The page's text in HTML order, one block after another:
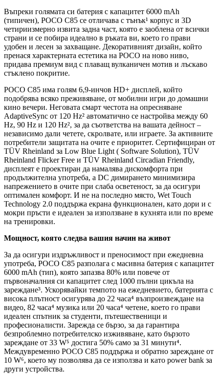
Въпреки голямата си батерия с капацитет 6000 mAh
(типичен), POCO C85 се отличава с тънък¹ корпус и 3D
четириизмерно извита задна част, която е заоблена от всички
страни и се побира идеално в ръката ви, което го прави
удобен и лесен за захващане. Декоративният дизайн, който
пренася характерната естетика на POCO на ново ниво,
придава премиум вид с плаващ вулканичен мотив и лъскаво
стъклено покритие.
POCO C85 има голям 6,9-инчов HD+ дисплей, който
подобрява всяко преживяване, от мобилни игри до домашни
кино вечери. Неговата смарт честота на опресняване
AdaptiveSync от 120 Hz² автоматично се настройва между 60
Hz, 90 Hz и 120 Hz², за да съответства на вашата дейност –
независимо дали четете, скролвате, или играете. За активните
потребители защитата на очите е приоритет. Сертифициран от
TÜV Rheinland за Low Blue Light ( Software Solution), TÜV
Rheinland Flicker Free и TÜV Rheinland Circadian Friendly,
дисплеят е проектиран да намалява дискомфорта при
продължителна употреба, а DC димирането минимизира
напрежението в очите при слаба осветеност, за да осигури
оптимален комфорт. И не на последно място, Wet Touch
Technology 2.0 поддържа екрана функционален, като дори и с
мокри пръсти е идеален за използване в кухнята или по време
на тренировки.
Мощност, която следва вашия начин на живот
За да осигури издръжливост и преносимост при ежедневна
употреба, POCO C85 разполага с масивна батерия с капацитет
6000 mAh (тип), която запазва 80% или повече от
първоначалния си капацитет след 1000 пълни цикъла на
зареждане³. Ускорявайки темпото на ежедневието, батерията с
висока плътност осигурява до 22 часа⁴ възпроизвеждане на
видео, 82 часа⁴ музика или 20 часа⁴ четене, което го прави
идеален спътник за студенти, пътешественици и
професионалисти. Зарежда се бързо, за да гарантира
безпроблемно потребителско изживяване, като бързото
зареждане от 33 W⁵ достига 50% само за 31 минути⁴.
Междувременно POCO C85 поддържа и обратно зареждане от
10 W⁶, което му позволява да се използва и като power bank за
други устройства.